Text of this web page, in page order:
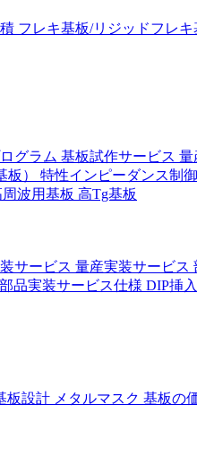
フレキ基板/リジッドフレ
グラム 基板試作サービス 量
板） 特性インピーダンス制
波用基板 高Tg基板
サービス 量産実装サービス
部品実装サービス仕様 DIP挿
板設計 メタルマスク 基板の